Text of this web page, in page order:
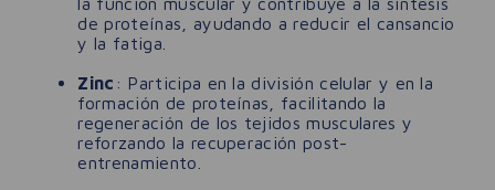
de proteínas, ayudando a reducir el cansancio
y la fatiga.
Zinc : Participa en la división celular y en la
formación de proteínas, facilitando la
regeneración de los tejidos musculares y
reforzando la recuperación post-
entrenamiento.